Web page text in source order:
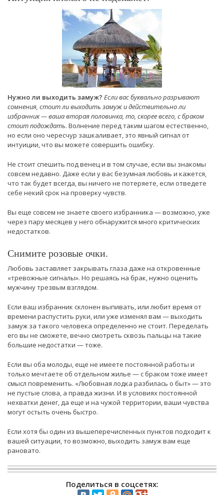
Нужно ли выходить замуж? Если вас буквально разрывают
сомнения, стоит ли выходить замуж и действительно ли
избранник — ваша вторая половинка, то, скорее всего, с браком
стоит подождать. Волнение перед таким шагом естественно,
но если оно чересчур зашкаливает, это явный сигнал от
интуиции, что вы можете совершить ошибку.
Не стоит спешить под венец и в том случае, если вы знакомы
совсем недавно. Даже если у вас безумная любовь и кажется,
что так будет всегда, вы ничего не потеряете, если отведете
себе некий срок на проверку чувств.
Вы еще совсем не знаете своего избранника — возможно, уже
через пару месяцев у него обнаружится много критических
недостатков.
Снимите розовые очки.
Любовь заставляет закрывать глаза даже на откровенные
«тревожные сигналы». Но решаясь на брак, нужно оценить
мужчину трезвым взглядом.
Если ваш избранник склонен выпивать, или любит время от
времени распустить руки, или уже изменял вам — выходить
замуж за такого человека определенно не стоит. Переделать
его вы не сможете, вечно смотреть сквозь пальцы на такие
большие недостатки — тоже.
Если вы оба молоды, еще не имеете постоянной работы и
только мечтаете об отдельном жилье — с браком тоже имеет
смысл повременить. «Любовная лодка разбилась о быт» — это
не пустые слова, а правда жизни. И в условиях постоянной
нехватки денег, да еще и на чужой территории, ваши чувства
могут остыть очень быстро.
Если хотя бы один из вышеперечисленных пунктов подходит к
вашей ситуации, то возможно, выходить замуж вам еще
рановато.
Поделиться в соцсетях: